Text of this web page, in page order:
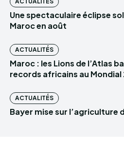
Une spectaculaire éclipse
Maroc en août
ACTUALITÉS
Maroc : les Lions de l’Atlas
records africains au Mondial
ACTUALITÉS
Bayer mise sur l’agriculture